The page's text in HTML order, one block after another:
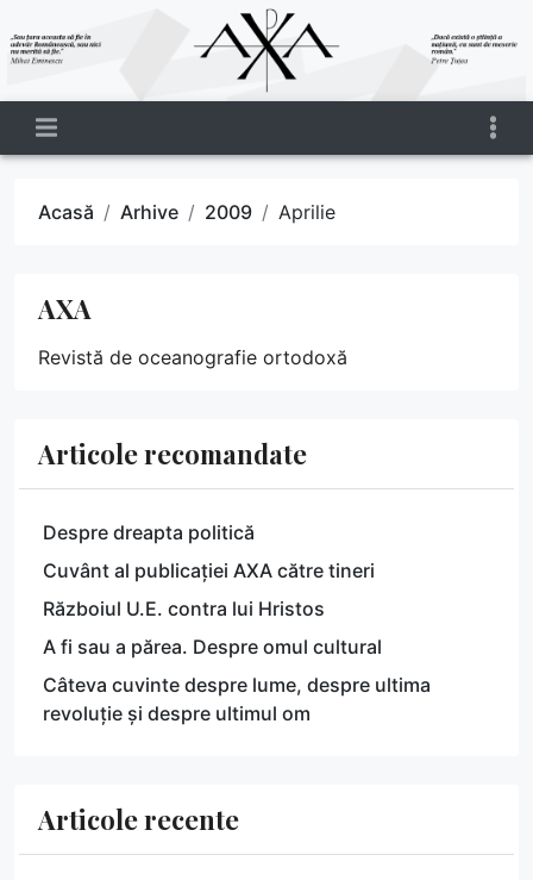
Acasă Arhive 2009 Aprilie
AXA
Revistă de oceanografie ortodoxă
Articole recomandate
Despre dreapta politică
Cuvânt al publicației AXA către tineri
Războiul U.E. contra lui Hristos
A fi sau a părea. Despre omul cultural
Câteva cuvinte despre lume, despre ultima
revoluție și despre ultimul om
Articole recente